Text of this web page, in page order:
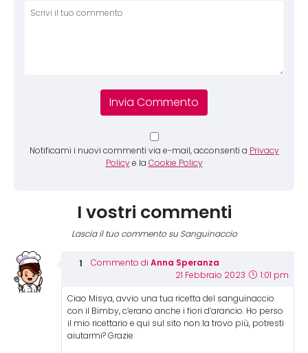
Notificami i nuovi commenti via e-mail, acconsenti a Privacy
Policy e la Cookie Policy
I vostri commenti
Lascia il tuo commento su Sanguinaccio
Commento di Anna Speranza
21 Febbraio 2023 1:01 pm
Ciao Misya, avvio una tua ricetta del sanguinaccio
con il Bimby, c’erano anche i fiori d’arancio. Ho perso
il mio ricettario e qui sul sito non la trovo più, potresti
aiutarmi? Grazie